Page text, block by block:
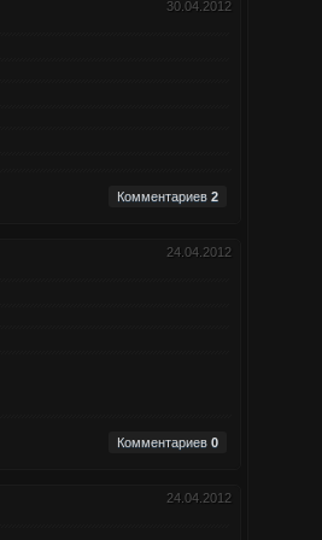
30.04.2012
Комментариев 2
24.04.2012
Комментариев 0
24.04.2012